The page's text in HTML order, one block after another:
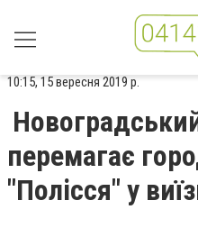
10:15, 15 вересня 2019 р.
перемагає
"Полісся" у